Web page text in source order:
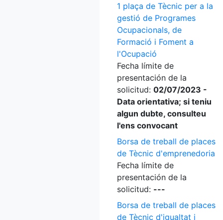
1 plaça de Tècnic per a la
gestió de Programes
Ocupacionals, de
Formació i Foment a
l'Ocupació
Fecha límite de
presentación de la
solicitud: 02/07/2023 -
Data orientativa; si teniu
algun dubte, consulteu
l'ens convocant
Borsa de treball de places
de Tècnic d'emprenedoria
Fecha límite de
presentación de la
solicitud: ---
Borsa de treball de places
de Tècnic d'igualtat i